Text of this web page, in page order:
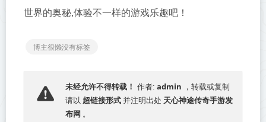
世界的奥秘,体验不一样的游戏乐趣吧！
博主很懒没有标签
未经允许不得转载！ 作者: admin ，转载或复制
请以 超链接形式 并注明出处 天心神途传奇手游发
布网 。